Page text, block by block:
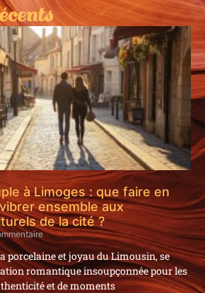
à Limoges : que faire en
ensemble aux
de la cité ?
porcelaine et joyau du Limousin, se
romantique insoupçonnée pour les
et de moments